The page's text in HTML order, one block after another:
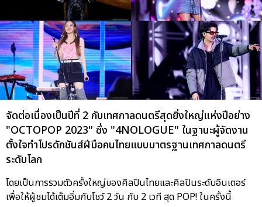
จัดต่อเนื่องเป็นปีที่ 2 กับเทศกาลดนตรีสุดยิ่งใหญ่แห่งปีอย่าง
"OCTOPOP 2023" ซึ่ง "4NOLOGUE" ในฐานะผู้จัดงาน
ตั้งใจทำโปรดักชันส์ฝีมือคนไทยแบบมาตรฐานเทศกาลดนตรี
ระดับโลก
โดยเป็นการรวมตัวครั้งใหญ่ของศิลปินไทยและศิลปินระดับอินเตอร์
เพื่อให้ผู้ชมได้เต็มอิ่มกับโชว์ 2 วัน กับ 2 เวที สุด POP! ในครั้งนี้